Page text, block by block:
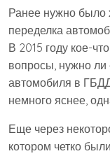
Ранее нужно было
переделка
В 2015 году кое-
вопросы, нужно ли
автомобиля в
немного яснее,
Еще через
котором четко